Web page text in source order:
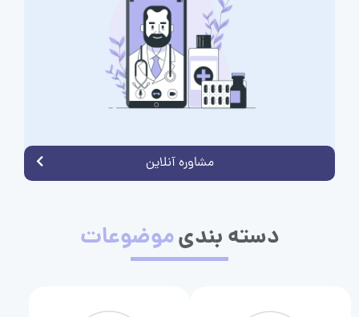
مشاوره آنلاین
دسته بندیموضوعات